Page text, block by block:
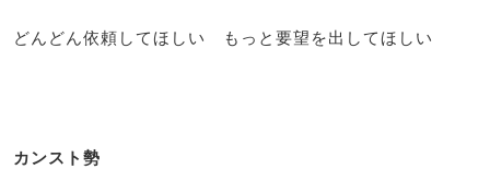
どんどん依頼してほしい もっと要望を出してほしい
カンスト勢